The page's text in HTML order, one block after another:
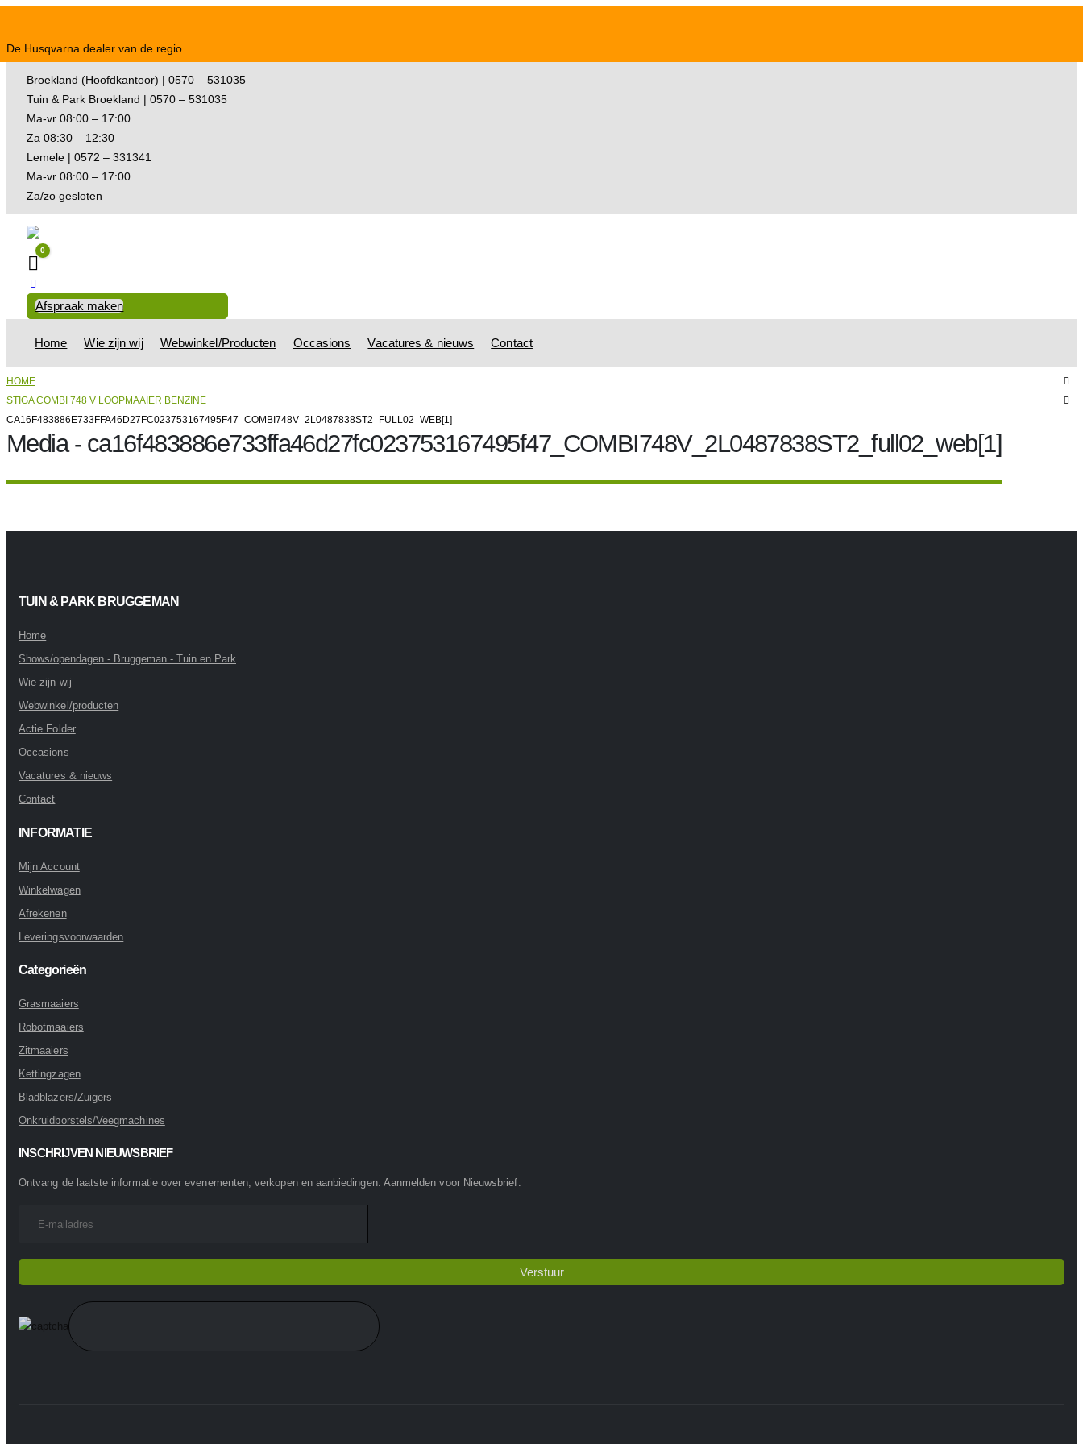
De Husqvarna dealer van de regio
Broekland (Hoofdkantoor) | 0570 – 531035
Tuin & Park Broekland | 0570 – 531035
Ma-vr 08:00 – 17:00
Za 08:30 – 12:30
Lemele | 0572 – 331341
Ma-vr 08:00 – 17:00
Za/zo gesloten
Winkelwagen
0
Afspraak maken
Home Wie zijn wij Webwinkel/Producten Occasions Vacatures & nieuws Contact
HOME
STIGA COMBI 748 V LOOPMAAIER BENZINE
CA16F483886E733FFA46D27FC023753167495F47_COMBI748V_2L0487838ST2_FULL02_WEB[1]
Media - ca16f483886e733ffa46d27fc023753167495f47_COMBI748V_2L0487838ST2_full02_web[1]
TUIN & PARK BRUGGEMAN
Home
Shows/opendagen - Bruggeman - Tuin en Park
Wie zijn wij
Webwinkel/producten
Actie Folder
Occasions
Vacatures & nieuws
Contact
INFORMATIE
Mijn Account
Winkelwagen
Afrekenen
Leveringsvoorwaarden
Categorieën
Grasmaaiers
Robotmaaiers
Zitmaaiers
Kettingzagen
Bladblazers/Zuigers
Onkruidborstels/Veegmachines
INSCHRIJVEN NIEUWSBRIEF
Ontvang de laatste informatie over evenementen, verkopen en aanbiedingen. Aanmelden voor Nieuwsbrief: